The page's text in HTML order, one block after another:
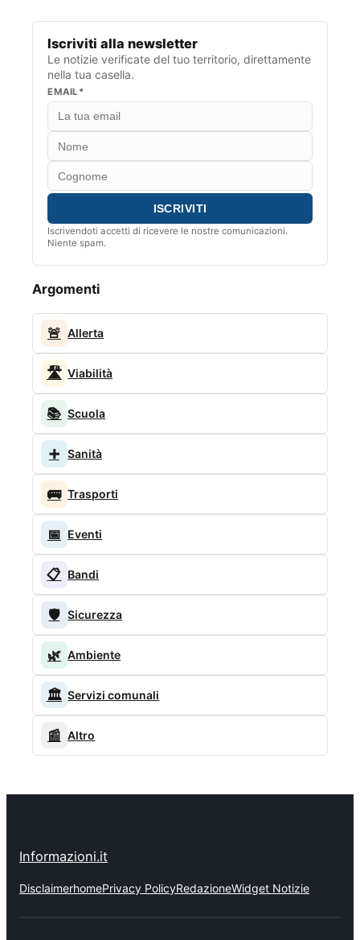
Iscriviti alla newsletter
Le notizie verificate del tuo territorio, direttamente
nella tua casella.
EMAIL*
Iscrivendoti accetti di ricevere le nostre comunicazioni.
Niente spam.
Argomenti
🚨 Allerta
🛣️ Viabilità
📚 Scuola
➕ Sanità
🚌 Trasporti
📅 Eventi
📋 Bandi
🛡️ Sicurezza
🌿 Ambiente
🏛️ Servizi comunali
📰 Altro
Informazioni.it
DisclaimerhomePrivacy PolicyRedazioneWidget Notizie